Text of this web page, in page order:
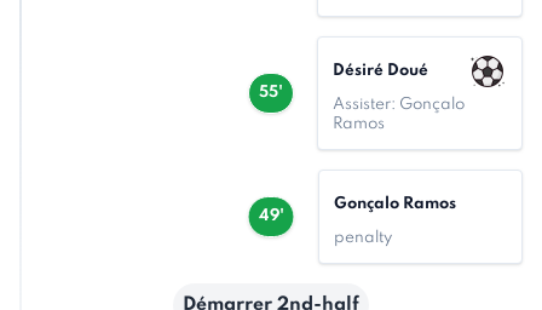
55'
Désiré Doué
Assister: Gonçalo
Ramos
49'
Gonçalo Ramos
penalty
Démarrer 2nd-half